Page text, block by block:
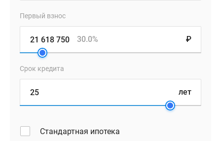
Первый взнос
₽
30.0%
Срок кредита
лет
Стандартная ипотека